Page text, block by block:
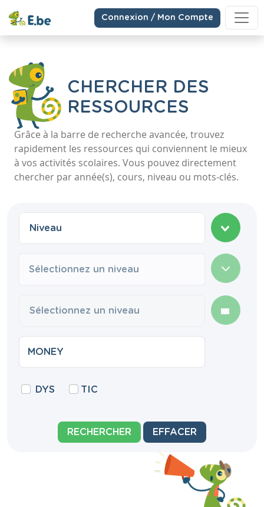
Connexion / Mon Compte
CHERCHER DES
RESSOURCES
Grâce à la barre de recherche avancée, trouvez
rapidement les ressources qui conviennent le mieux
à vos activités scolaires. Vous pouvez directement
chercher par année(s), cours, niveau ou mots-clés.
Sélectionnez un niveau
DYS TIC
RECHERCHER EFFACER